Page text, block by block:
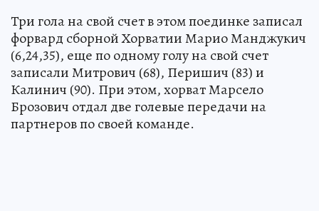
Три гола на свой счет в этом поединке записал
форвард сборной Хорватии Марио Манджукич
(6,24,35), еще по одному голу на свой счет
записали Митрович (68), Перишич (83) и
Калинич (90). При этом, хорват Марсело
Брозович отдал две голевые передачи на
партнеров по своей команде.